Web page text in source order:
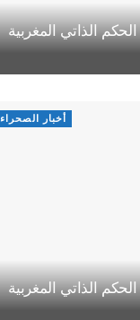
الذاتي المغربية
أخبار الصحراء
الذاتي المغربية